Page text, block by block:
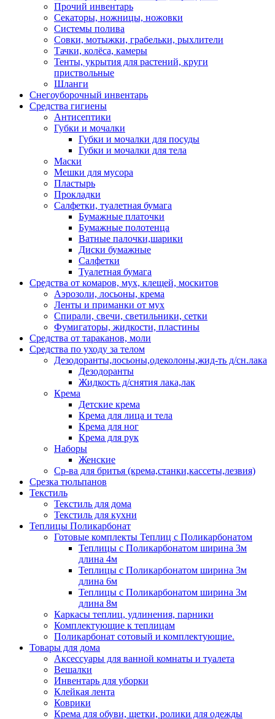
Прочий инвентарь
Секаторы, ножницы, ножовки
Системы полива
Совки, мотыжки, грабельки, рыхлители
Тачки, колёса, камеры
Тенты, укрытия для растений, круги
приствольные
Шланги
Снегоуборочный инвентарь
Средства гигиены
Антисептики
Губки и мочалки
Губки и мочалки для посуды
Губки и мочалки для тела
Маски
Мешки для мусора
Пластырь
Прокладки
Салфетки, туалетная бумага
Бумажные платочки
Бумажные полотенца
Ватные палочки,шарики
Диски бумажные
Салфетки
Туалетная бумага
Средства от комаров, мух, клещей, москитов
Аэрозоли, лосьоны, крема
Ленты и приманки от мух
Спирали, свечи, светильники, сетки
Фумигаторы, жидкости, пластины
Средства от тараканов, моли
Средства по уходу за телом
Дезодоранты,лосьоны,одеколоны,жид-ть д/сн.лака
Дезодоранты
Жидкость д/снятия лака,лак
Крема
Детские крема
Крема для лица и тела
Крема для ног
Крема для рук
Наборы
Женские
Ср-ва для бритья (крема,станки,кассеты,лезвия)
Срезка тюльпанов
Текстиль
Текстиль для дома
Текстиль для кухни
Теплицы Поликарбонат
Готовые комплекты Теплиц с Поликарбонатом
Теплицы с Поликарбонатом ширина 3м
длина 4м
Теплицы с Поликарбонатом ширина 3м
длина 6м
Теплицы с Поликарбонатом ширина 3м
длина 8м
Каркасы теплиц, удлинения, парники
Комплектующие к теплицам
Поликарбонат сотовый и комплектующие.
Товары для дома
Аксессуары для ванной комнаты и туалета
Вешалки
Инвентарь для уборки
Клейкая лента
Коврики
Крема для обуви, щетки, ролики для одежды